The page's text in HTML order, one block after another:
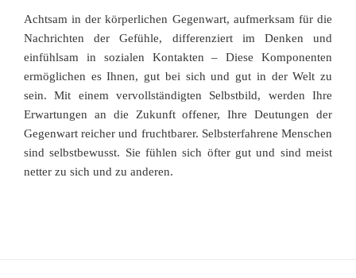
Achtsam in der körperlichen Gegenwart, aufmerksam für die
Nachrichten der Gefühle, differenziert im Denken und
einfühlsam in sozialen Kontakten – Diese Komponenten
ermöglichen es Ihnen, gut bei sich und gut in der Welt zu
sein. Mit einem vervollständigten Selbstbild, werden Ihre
Erwartungen an die Zukunft offener, Ihre Deutungen der
Gegenwart reicher und fruchtbarer. Selbsterfahrene Menschen
sind selbstbewusst. Sie fühlen sich öfter gut und sind meist
netter zu sich und zu anderen.